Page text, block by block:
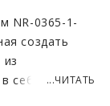
NR-0365-1-
создать
себе
...ЧИТАТЬ